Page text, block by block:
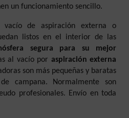
un funcionamiento sencillo.
vacío de aspiración externa o
listos en el interior de las
segura para su mejor
al vacío por aspiración externa
son más pequeñas y baratas
campana. Normalmente son
profesionales. Envío en toda